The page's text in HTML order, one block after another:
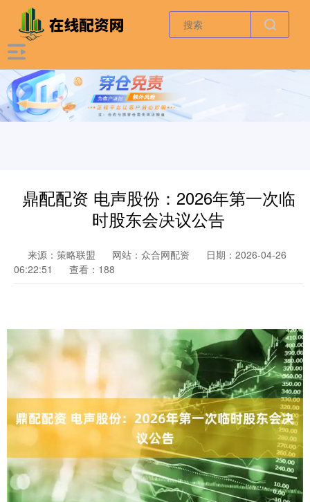
鼎配配资 电声股份：2026年第一次临
时股东会决议公告
来源：策略联盟 网站：众合网配资
日期：2026-04-26
06:22:51
查看：188